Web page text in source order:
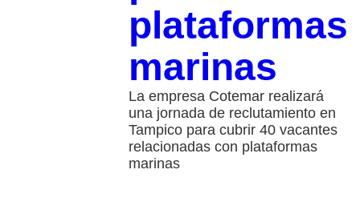
plataformas
marinas
La empresa Cotemar realizará
una jornada de reclutamiento en
Tampico para cubrir 40 vacantes
relacionadas con plataformas
marinas